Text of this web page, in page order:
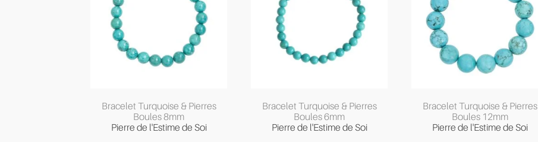
Bracelet Turquoise & Pierres
Boules 8mm
Pierre de l'Estime de Soi
Bracelet Turquoise & Pierres
Boules 6mm
Pierre de l'Estime de Soi
Bracelet Turquoise & Pierres
Boules 12mm
Pierre de l'Estime de Soi